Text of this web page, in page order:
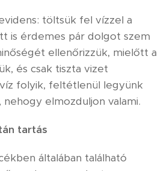
töltsük fel vízzel a
is érdemes pár dolgot szem
ellenőrizzük, mielőtt a
és csak tiszta vizet
víz folyik, feltétlenül legyünk
elmozduljon valami.
tartás
általában található